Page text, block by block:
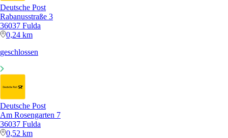
Deutsche Post
Rabanusstraße 3
36037 Fulda
0,24 km
geschlossen
Deutsche Post
Am Rosengarten 7
36037 Fulda
0,52 km